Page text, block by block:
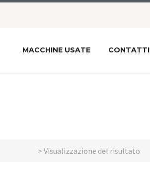
MACCHINE USATE CONTATTI
> Visualizzazione del risultato